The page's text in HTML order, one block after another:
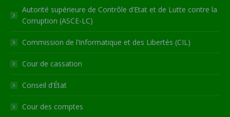
Autorité supérieure de Contrôle d’Etat et de Lutte contre la
Corruption (ASCE-LC)
Commission de l’Informatique et des Libertés (CIL)
Cour de cassation
Conseil d’État
Cour des comptes